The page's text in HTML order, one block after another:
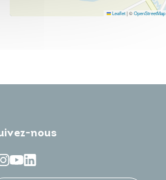
Leaflet|©OpenStreetMap
nous